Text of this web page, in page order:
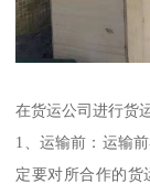
在货运公司进行货
1、运输前：运输
定要对所合作的货